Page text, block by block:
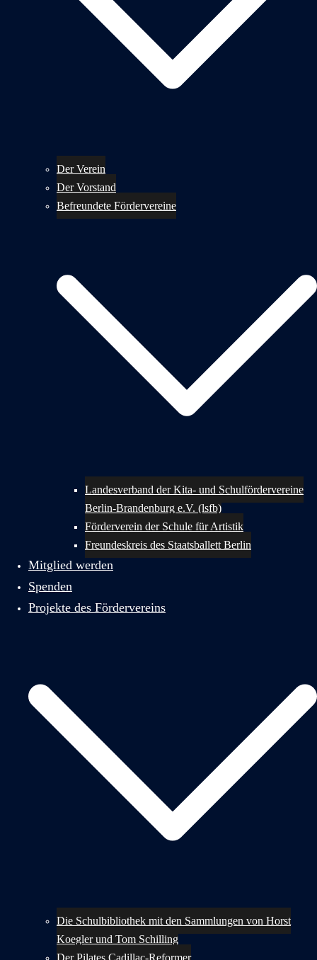
Der Verein
Der Vorstand
Befreundete Fördervereine
Landesverband der Kita- und Schulfördervereine
Berlin-Brandenburg e.V. (lsfb)
Förderverein der Schule für Artistik
Freundeskreis des Staatsballett Berlin
Mitglied werden
Spenden
Projekte des Fördervereins
Die Schulbibliothek mit den Sammlungen von Horst
Koegler und Tom Schilling
Der Pilates Cadillac-Reformer